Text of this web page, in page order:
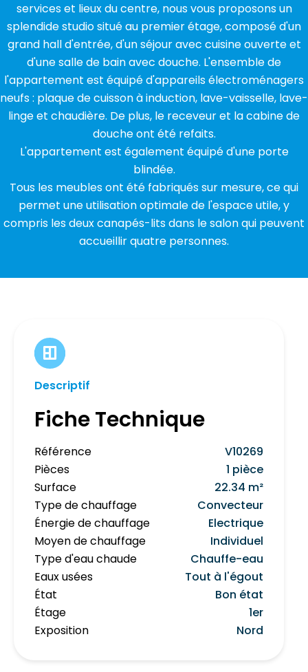
services et lieux du centre, nous vous proposons un
splendide studio situé au premier étage, composé d'un
grand hall d'entrée, d'un séjour avec cuisine ouverte et
d'une salle de bain avec douche. L'ensemble de
l'appartement est équipé d'appareils électroménagers
neufs : plaque de cuisson à induction, lave-vaisselle, lave-
linge et chaudière. De plus, le receveur et la cabine de
douche ont été refaits.
L'appartement est également équipé d'une porte
blindée.
Tous les meubles ont été fabriqués sur mesure, ce qui
permet une utilisation optimale de l'espace utile, y
compris les deux canapés-lits dans le salon qui peuvent
accueillir quatre personnes.
Descriptif
Fiche Technique
Référence
V10269
Pièces
1 pièce
Surface
22.34 m²
Type de chauffage
Convecteur
Énergie de chauffage
Electrique
Moyen de chauffage
Individuel
Type d'eau chaude
Chauffe-eau
Eaux usées
Tout à l'égout
État
Bon état
Étage
1er
Exposition
Nord